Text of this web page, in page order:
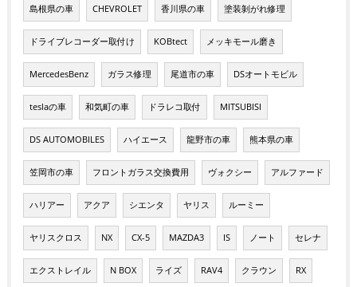
島根県の車 CHEVROLET 香川県の車 塗装剝がれ修理
ドライブレコーダー取付け KOBtect メッキモール磨き
MercedesBenz ガラス修理 尾道市の車 DSオートモビル
teslaの車 和気町の車 ドラレコ取付 MITSUBISI
DS AUTOMOBILES ハイエース 龍野市の車 熊本県の車
笠岡市の車 フロントガラス交換費用 ヴォクシー アルファード
ハリアー アクア シエンタ ヤリス ルーミー
ヤリスクロス NX CX-5 MAZDA3 IS ノート セレナ
エクストレイル N BOX ライズ RAV4 クラウン RX